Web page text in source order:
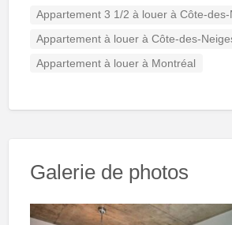
Appartement 3 1/2 à louer à Côte-des-
Appartement à louer à Côte-des-
Appartement à louer à Montréal
Galerie de photos